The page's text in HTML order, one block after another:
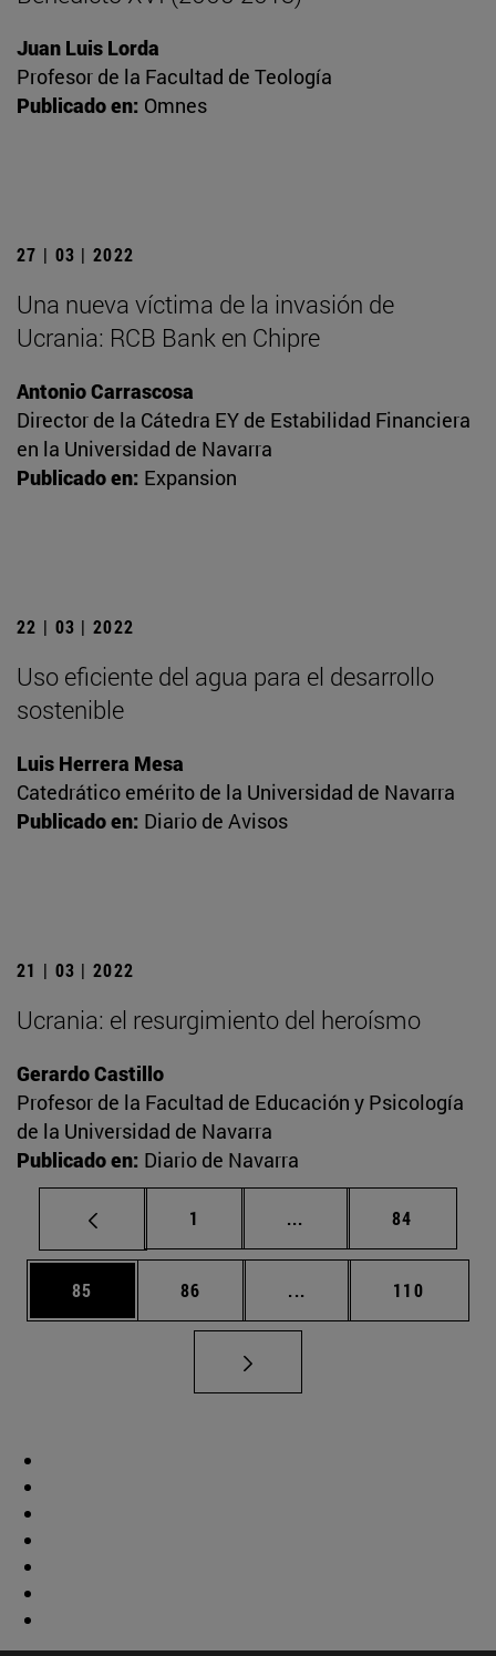
Juan Luis Lorda
Profesor de la Facultad de Teología
Publicado en: Omnes
27 | 03 | 2022
Una nueva víctima de la invasión de
Ucrania: RCB Bank en Chipre
Antonio Carrascosa
Director de la Cátedra EY de Estabilidad Financiera
en la Universidad de Navarra
Publicado en: Expansion
22 | 03 | 2022
Uso eficiente del agua para el desarrollo
sostenible
Luis Herrera Mesa
Catedrático emérito de la Universidad de Navarra
Publicado en: Diario de Avisos
21 | 03 | 2022
Ucrania: el resurgimiento del heroísmo
Gerardo Castillo
Profesor de la Facultad de Educación y Psicología
de la Universidad de Navarra
Publicado en: Diario de Navarra
Página
1 ... Páginas intermedias
Página
84
Página
85 Página
86 ... Páginas intermedias
Página
110